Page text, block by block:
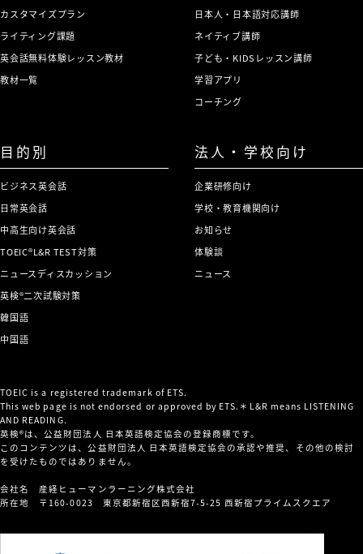
カスタマイズプラン
ライティング課題
英会話無料体験レッスン教材
教材一覧
日本人・日本語対応講師
ネイティブ講師
子ども・KIDSレッスン講師
学習アプリ
コーチング
目的別
ビジネス英会話
日常英会話
中高生向け英会話
TOEIC®L&R TEST対策
ニュースディスカッション
英検®二次試験対策
韓国語
中国語
法人・学校向け
企業研修向け
学校・教育機関向け
お知らせ
体験談
ニュース
TOEIC is a registered trademark of ETS.
This web page is not endorsed or approved by ETS.＊L&R means LISTENING
AND READING.
英検®は、公益財団法人 日本英語検定協会の登録商標です。
このコンテンツは、公益財団法人 日本英語検定協会の承認や推奨、その他の検討
を受けたものではありません。
会社名 産経ヒューマンラーニング株式会社
所在地 〒160-0023 東京都新宿区西新宿7-5-25 西新宿プライムスクエア